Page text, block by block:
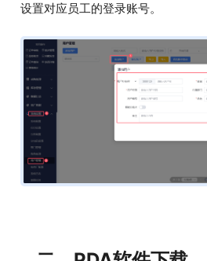
设置对应员工的登录账号。